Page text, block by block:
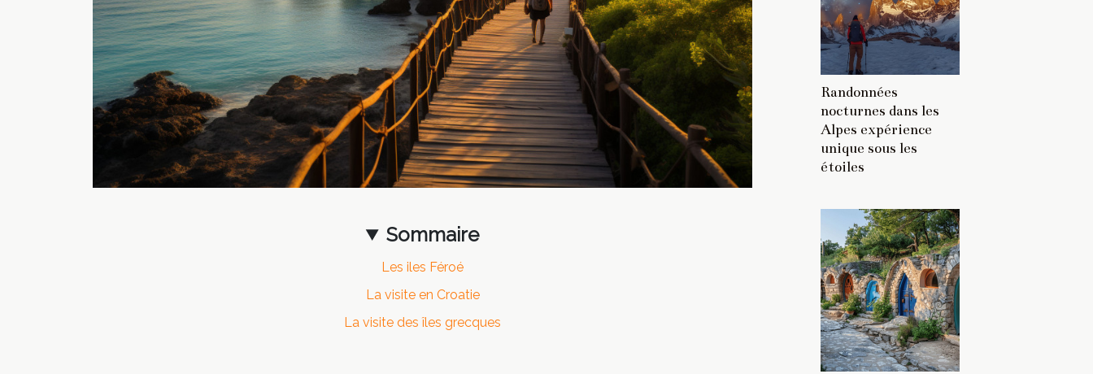
Sommaire
Les iles Féroé
La visite en Croatie
La visite des îles grecques
Randonnées
nocturnes dans les
Alpes expérience
unique sous les
étoiles